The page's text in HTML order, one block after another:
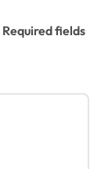
Required fields